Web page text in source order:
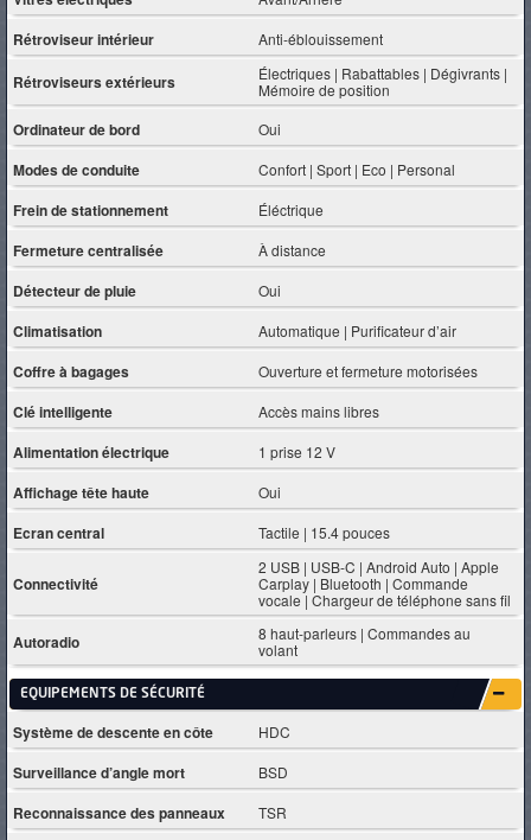
Rétroviseur intérieur Anti-éblouissement
Rétroviseurs extérieurs
Électriques | Rabattables | Dégivrants |
Mémoire de position
Ordinateur de bord Oui
Modes de conduite Confort | Sport | Eco | Personal
Frein de stationnement Éléctrique
Fermeture centralisée À distance
Détecteur de pluie Oui
Climatisation Automatique | Purificateur d’air
Coffre à bagages Ouverture et fermeture motorisées
Clé intelligente Accès mains libres
Alimentation électrique 1 prise 12 V
Affichage tête haute Oui
Ecran central Tactile | 15.4 pouces
Connectivité
2 USB | USB-C | Android Auto | Apple
Carplay | Bluetooth | Commande
vocale | Chargeur de téléphone sans fil
Autoradio
8 haut-parleurs | Commandes au
volant
EQUIPEMENTS DE SÉCURITÉ
Système de descente en côte HDC
Surveillance d’angle mort BSD
Reconnaissance des panneaux TSR